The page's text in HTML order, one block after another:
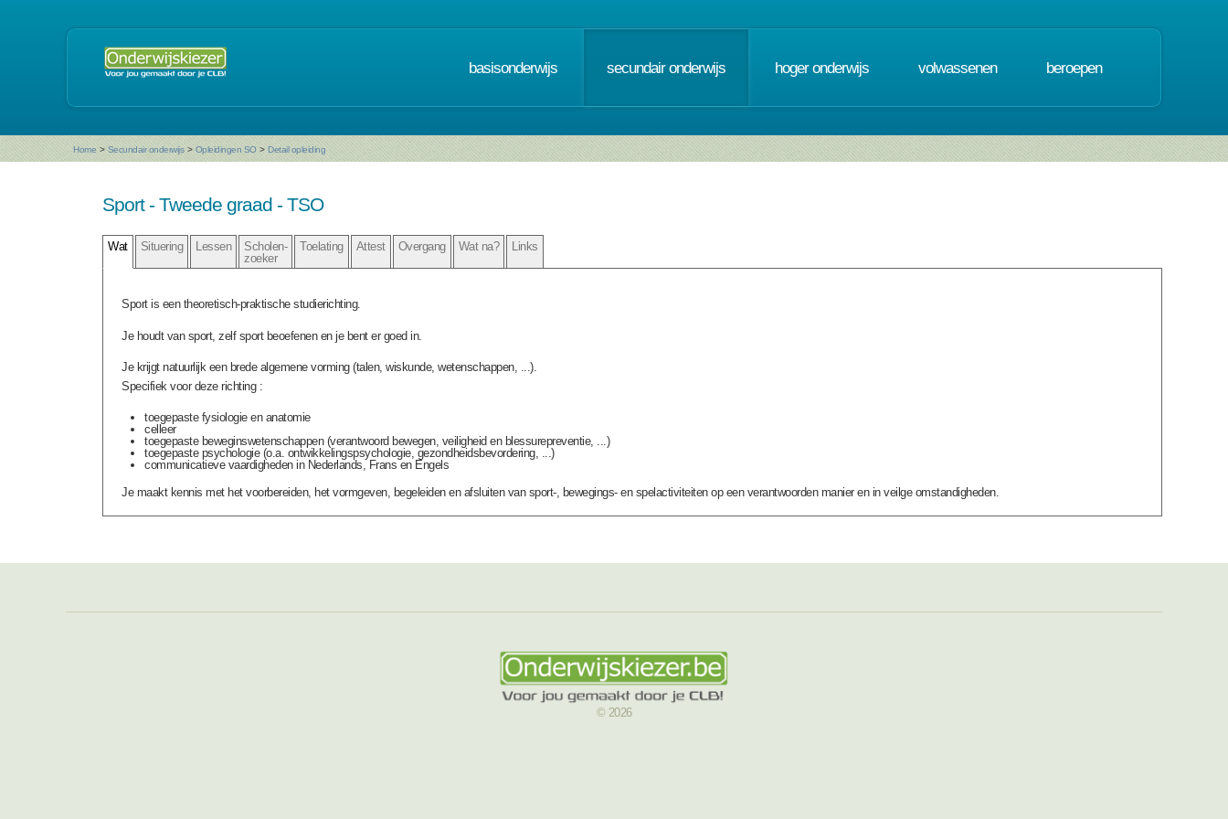
basisonderwijs secundair onderwijs hoger onderwijs volwassenen beroepen
Home > Secundair onderwijs > Opleidingen SO > Detail opleiding
Sport - Tweede graad - TSO
Wat Situering Lessen
Scholen-
zoeker
Toelating Attest Overgang Wat na? Links
Sport is een theoretisch-praktische studierichting.
Je houdt van sport, zelf sport beoefenen en je bent er goed in.
Je krijgt natuurlijk een brede algemene vorming (talen, wiskunde, wetenschappen, ...).
Specifiek voor deze richting :
toegepaste fysiologie en anatomie
celleer
toegepaste beweginswetenschappen (verantwoord bewegen, veiligheid en blessurepreventie, ...)
toegepaste psychologie (o.a. ontwikkelingspsychologie, gezondheidsbevordering, ...)
communicatieve vaardigheden in Nederlands, Frans en Engels
Je maakt kennis met het voorbereiden, het vormgeven, begeleiden en afsluiten van sport-, bewegings- en spelactiviteiten op een verantwoorden manier en in veilge omstandigheden.
© 2026